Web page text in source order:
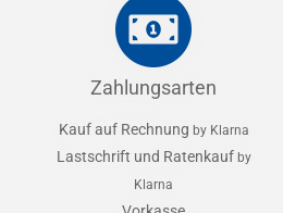
Zahlungsarten
Kauf auf Rechnung by Klarna
Lastschrift und Ratenkauf by
Klarna